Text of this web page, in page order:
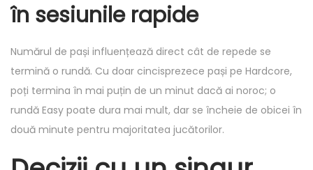
în sesiunile rapide
Numărul de pași influențează direct cât de repede se
termină o rundă. Cu doar cincisprezece pași pe Hardcore,
poți termina în mai puțin de un minut dacă ai noroc; o
rundă Easy poate dura mai mult, dar se încheie de obicei în
două minute pentru majoritatea jucătorilor.